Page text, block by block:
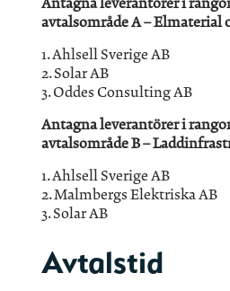
avtalsområde A – Elmaterial
1. Ahlsell Sverige AB
2. Solar AB
3. Oddes Consulting AB
Antagna leverantörer i
avtalsområde B –
1. Ahlsell Sverige AB
2. Malmbergs Elektriska AB
3. Solar AB
Avtalstid